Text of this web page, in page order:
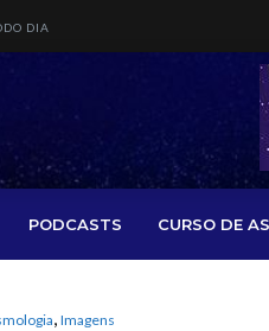
DIA
PODCASTS CURSO DE
, Imagens